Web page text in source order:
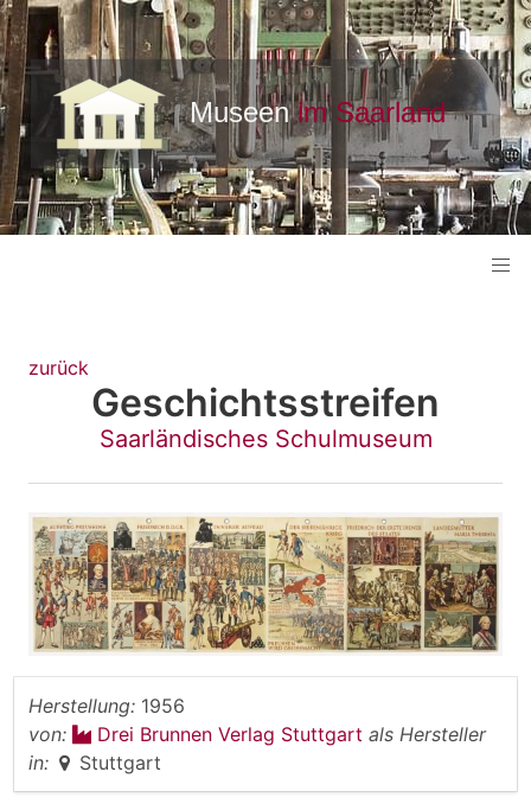
zurück
Geschichtsstreifen
Saarländisches Schulmuseum
Herstellung: 1956
von:
Drei Brunnen Verlag Stuttgart als Hersteller
in:
Stuttgart